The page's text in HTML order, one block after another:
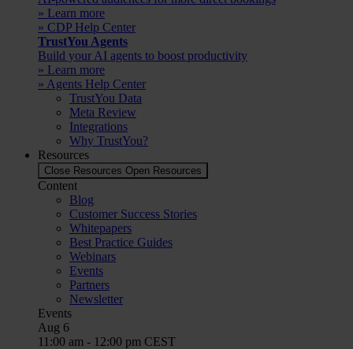
» Learn more
» CDP Help Center
TrustYou Agents
Build your AI agents to boost productivity
» Learn more
» Agents Help Center
TrustYou Data
Meta Review
Integrations
Why TrustYou?
Resources
Close Resources Open Resources
Content
Blog
Customer Success Stories
Whitepapers
Best Practice Guides
Webinars
Events
Partners
Newsletter
Events
Aug 6
11:00 am - 12:00 pm CEST